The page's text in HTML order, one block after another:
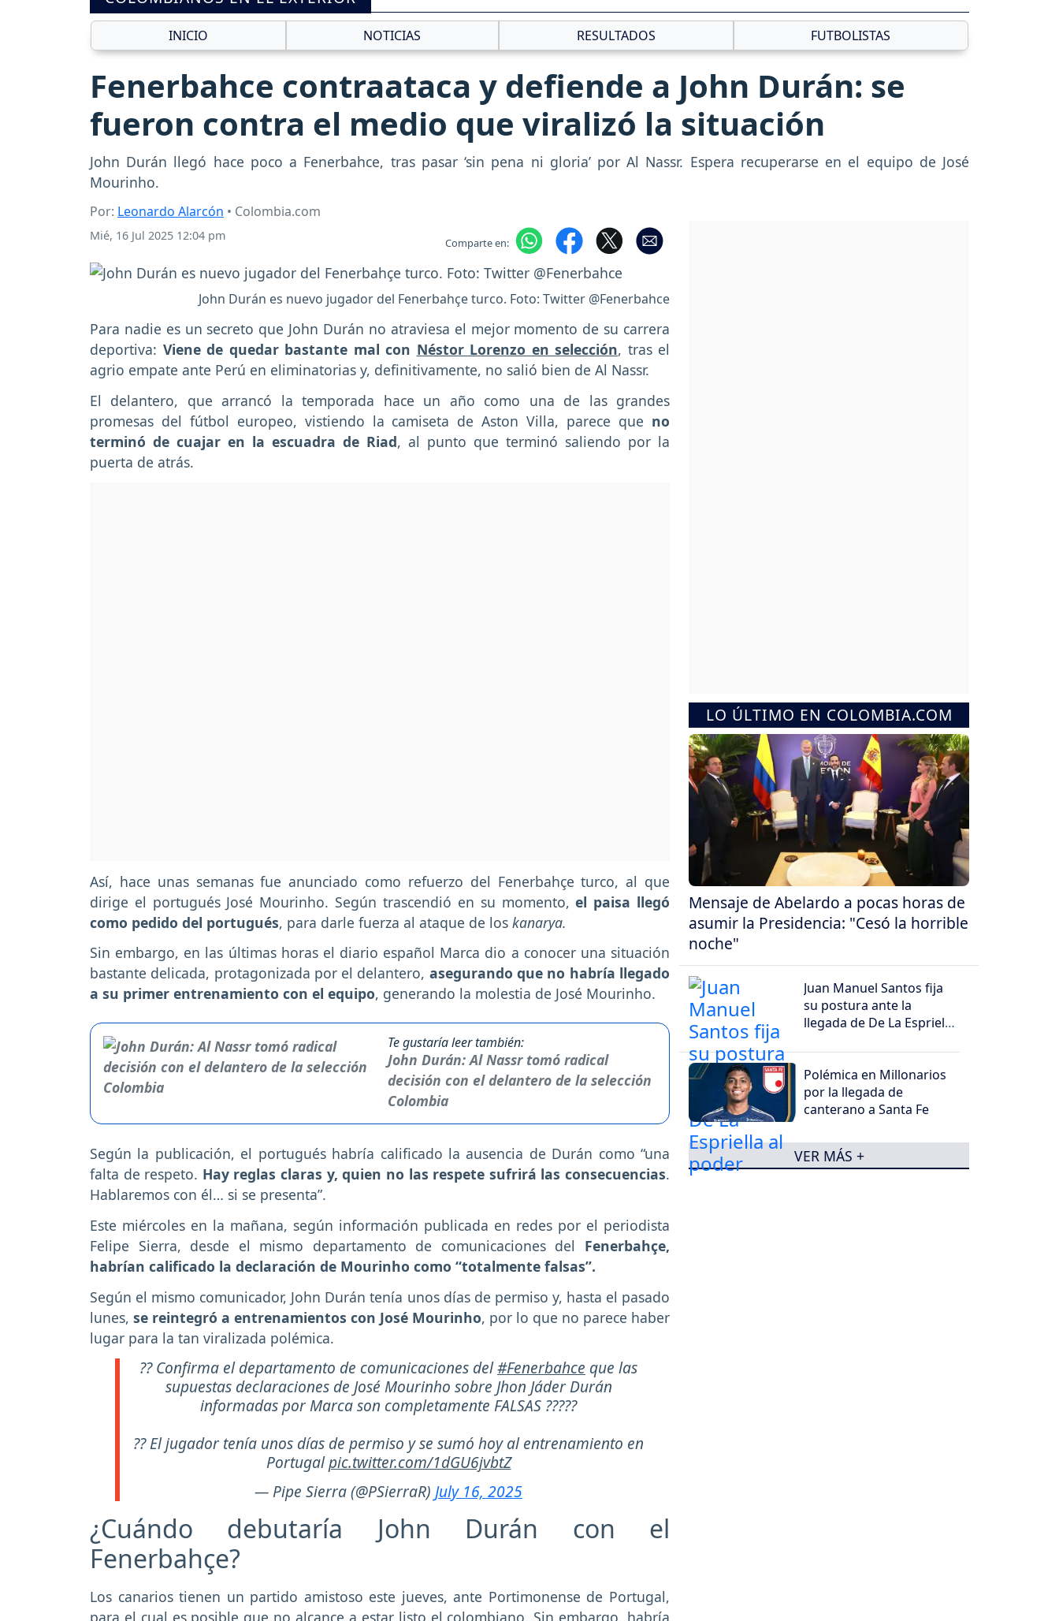
INICIO NOTICIAS RESULTADOS FUTBOLISTAS
Fenerbahce contraataca y defiende a John Durán: se
fueron contra el medio que viralizó la situación
John Durán llegó hace poco a Fenerbahce, tras pasar ‘sin pena ni gloria’ por Al Nassr. Espera recuperarse en el equipo de José
Mourinho.
Por: Leonardo Alarcón • Colombia.com
Mié, 16 Jul 2025 12:04 pm Comparte en:
John Durán es nuevo jugador del Fenerbahçe turco. Foto: Twitter @Fenerbahce
Para nadie es un secreto que John Durán no atraviesa el mejor momento de su carrera
deportiva: Viene de quedar bastante mal con Néstor Lorenzo en selección, tras el
agrio empate ante Perú en eliminatorias y, definitivamente, no salió bien de Al Nassr.
El delantero, que arrancó la temporada hace un año como una de las grandes
promesas del fútbol europeo, vistiendo la camiseta de Aston Villa, parece que no
terminó de cuajar en la escuadra de Riad, al punto que terminó saliendo por la
puerta de atrás.
Así, hace unas semanas fue anunciado como refuerzo del Fenerbahçe turco, al que
dirige el portugués José Mourinho. Según trascendió en su momento,el paisa llegó
como pedido del portugués, para darle fuerza al ataque de los kanarya.
Sin embargo, en las últimas horas el diario español Marca dio a conocer una situación
bastante delicada, protagonizada por el delantero, asegurando que no habría llegado
a su primer entrenamiento con el equipo, generando la molestia de José Mourinho.
Te gustaría leer también:
John Durán: Al Nassr tomó radical
decisión con el delantero de la selección
Colombia
Según la publicación, el portugués habría calificado la ausencia de Durán como “una
falta de respeto. Hay reglas claras y, quien no las respete sufrirá las consecuencias.
Hablaremos con él… si se presenta”.
Este miércoles en la mañana, según información publicada en redes por el periodista
Felipe Sierra, desde el mismo departamento de comunicaciones del Fenerbahçe,
habrían calificado la declaración de Mourinho como “totalmente falsas”.
Según el mismo comunicador, John Durán tenía unos días de permiso y, hasta el pasado
lunes, se reintegró a entrenamientos con José Mourinho, por lo que no parece haber
lugar para la tan viralizada polémica.
?? Confirma el departamento de comunicaciones del#Fenerbahce que las
supuestas declaraciones de José Mourinho sobre Jhon Jáder Durán
informadas por Marca son completamente FALSAS ?????
?? El jugador tenía unos días de permiso y se sumó hoy al entrenamiento en
Portugalpic.twitter.com/1dGU6jvbtZ
— Pipe Sierra (@PSierraR) July 16, 2025
¿Cuándo debutaría John Durán con el
Fenerbahçe?
Los canarios tienen un partido amistoso este jueves, ante Portimonense de Portugal,
para el cual es posible que no alcance a estar listo el colombiano. Sin embargo, habría
LO ÚLTIMO EN COLOMBIA.COM
Mensaje de Abelardo a pocas horas de
asumir la Presidencia: "Cesó la horrible
noche"
Juan Manuel Santos fija
su postura ante la
llegada de De La Espriella
Polémica en Millonarios
por la llegada de
canterano a Santa Fe
VER MÁS +